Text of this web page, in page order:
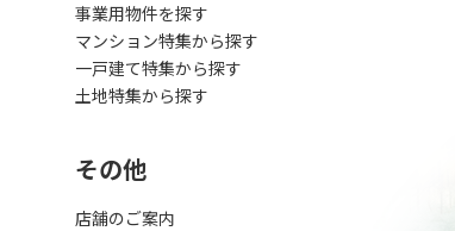
事業用物件を探す
マンション特集から探す
一戸建て特集から探す
土地特集から探す
その他
店舗のご案内